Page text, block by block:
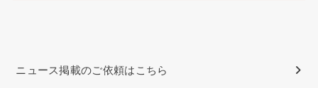
ニュース掲載のご依頼はこちら